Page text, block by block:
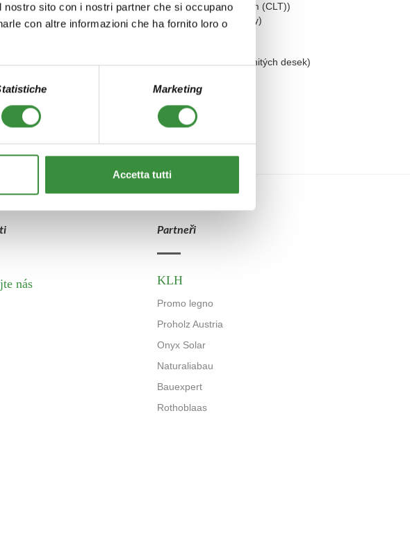
sito con i nostri partner che si occupano
con altre informazioni che ha fornito loro o
Marketing
Accetta tutti
GmbH(jeden z největších výrobců panelů X-lam (CLT))
(nezisková organizace pro podporu dřevařské výroby)
(specialista na izolační materiály na bázi dřevovláknitých desek)
nás
Partneři
KLH
Promo legno
Proholz Austria
Onyx Solar
Naturaliabau
Bauexpert
Rothoblaas